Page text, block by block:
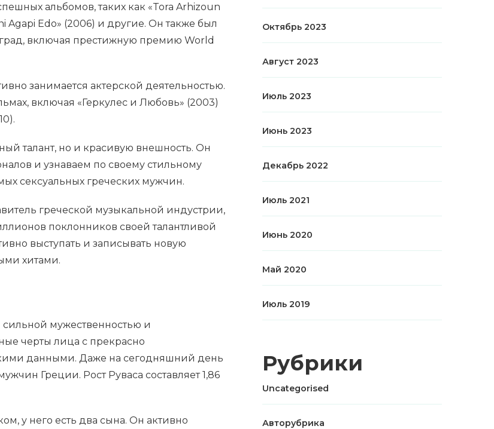
альбомов, таких как «Tora Arhizoun
Agapi Edo» (2006) и другие. Он также был
включая престижную премию World
занимается актерской деятельностью.
включая «Геркулес и Любовь» (2003)
талант, но и красивую внешность. Он
и узнаваем по своему стильному
сексуальных греческих мужчин.
греческой музыкальной индустрии,
поклонников своей талантливой
выступать и записывать новую
хитами.
сильной мужественностью и
черты лица с прекрасно
данными. Даже на сегодняшний день
Греции. Рост Руваса составляет 1,86
у него есть два сына. Он активно
Октябрь 2023
Август 2023
Июль 2023
Июнь 2023
Декабрь 2022
Июль 2021
Июнь 2020
Май 2020
Июль 2019
Рубрики
Uncategorised
Авторубрика